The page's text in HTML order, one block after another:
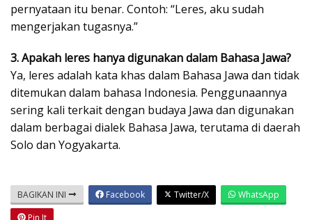
pernyataan itu benar. Contoh: “Leres, aku sudah
mengerjakan tugasnya.”
3. Apakah leres hanya digunakan dalam Bahasa Jawa?
Ya, leres adalah kata khas dalam Bahasa Jawa dan tidak
ditemukan dalam bahasa Indonesia. Penggunaannya
sering kali terkait dengan budaya Jawa dan digunakan
dalam berbagai dialek Bahasa Jawa, terutama di daerah
Solo dan Yogyakarta.
BAGIKAN INI Facebook Twitter/X
WhatsApp
Pin It